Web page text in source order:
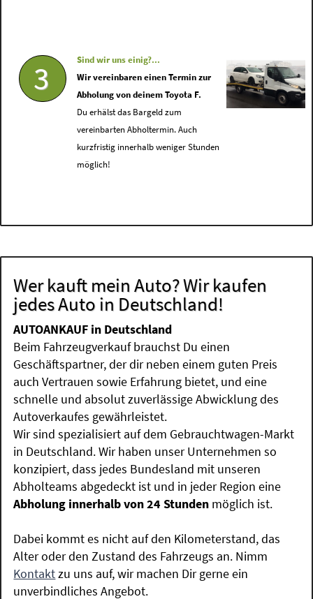
3
Sind wir uns einig?...
Wir vereinbaren einen Termin zur
Abholung von deinem Toyota F.
Du erhälst das Bargeld zum
vereinbarten Abholtermin. Auch
kurzfristig innerhalb weniger Stunden
möglich!
Wer kauft mein Auto? Wir kaufen
jedes Auto in Deutschland!
AUTOANKAUF in Deutschland
Beim Fahrzeugverkauf brauchst Du einen
Geschäftspartner, der dir neben einem guten Preis
auch Vertrauen sowie Erfahrung bietet, und eine
schnelle und absolut zuverlässige Abwicklung des
Autoverkaufes gewährleistet.
Wir sind spezialisiert auf dem Gebrauchtwagen-Markt
in Deutschland. Wir haben unser Unternehmen so
konzipiert, dass jedes Bundesland mit unseren
Abholteams abgedeckt ist und in jeder Region eine
Abholung innerhalb von 24 Stunden möglich ist.
Dabei kommt es nicht auf den Kilometerstand, das
Alter oder den Zustand des Fahrzeugs an. Nimm
Kontaktzu uns auf, wir machen Dir gerne ein
unverbindliches Angebot.